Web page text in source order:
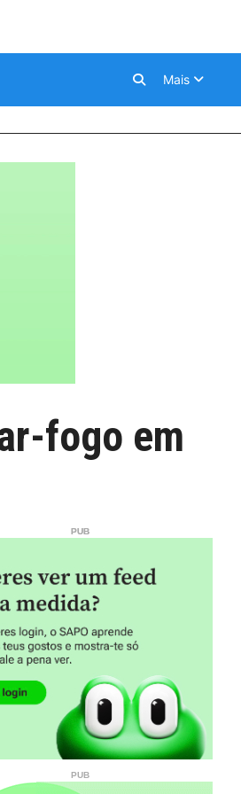
Mais
fogo em